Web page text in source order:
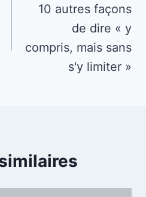
10 autres façons
de dire « y
compris, mais sans
s'y limiter »